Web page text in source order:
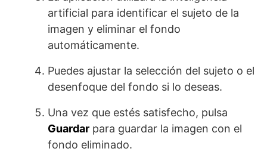
artificial para identificar el sujeto de la
imagen y eliminar el fondo
automáticamente.
Puedes ajustar la selección del sujeto o el
desenfoque del fondo si lo deseas.
Una vez que estés satisfecho, pulsa
Guardar para guardar la imagen con el
fondo eliminado.